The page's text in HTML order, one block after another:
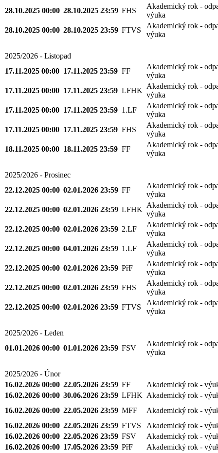
28.10.2025 00:00 28.10.2025 23:59 FHS
Akademický rok -
výuka
28.10.2025 00:00 28.10.2025 23:59 FTVS
Akademický rok -
výuka
2025/2026 - Listopad
17.11.2025 00:00 17.11.2025 23:59 FF
Akademický rok -
výuka
17.11.2025 00:00 17.11.2025 23:59 LFHK
Akademický rok -
výuka
17.11.2025 00:00 17.11.2025 23:59 1.LF
Akademický rok -
výuka
17.11.2025 00:00 17.11.2025 23:59 FHS
Akademický rok -
výuka
18.11.2025 00:00 18.11.2025 23:59 FF
Akademický rok -
výuka
2025/2026 - Prosinec
22.12.2025 00:00 02.01.2026 23:59 FF
Akademický rok -
výuka
22.12.2025 00:00 02.01.2026 23:59 LFHK
Akademický rok -
výuka
22.12.2025 00:00 02.01.2026 23:59 2.LF
Akademický rok -
výuka
22.12.2025 00:00 04.01.2026 23:59 1.LF
Akademický rok -
výuka
22.12.2025 00:00 02.01.2026 23:59 PřF
Akademický rok -
výuka
22.12.2025 00:00 02.01.2026 23:59 FHS
Akademický rok -
výuka
22.12.2025 00:00 02.01.2026 23:59 FTVS
Akademický rok -
výuka
2025/2026 - Leden
01.01.2026 00:00 01.01.2026 23:59 FSV
Akademický rok -
výuka
2025/2026 - Únor
16.02.2026 00:00 22.05.2026 23:59 FF
Akademický rok -
16.02.2026 00:00 30.06.2026 23:59 LFHK Akademický rok -
16.02.2026 00:00 22.05.2026 23:59 MFF
Akademický rok -
16.02.2026 00:00 22.05.2026 23:59 FTVS
Akademický rok -
16.02.2026 00:00 22.05.2026 23:59 FSV
Akademický rok -
16.02.2026 00:00 17.05.2026 23:59 PřF
Akademický rok -